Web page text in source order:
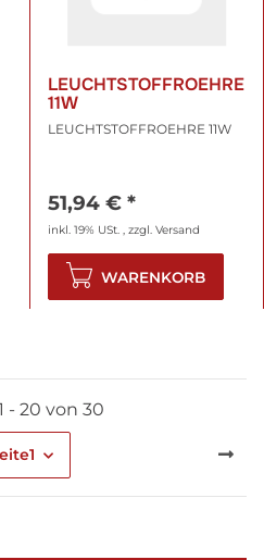
LEUCHTSTOFFROEHRE
11W
LEUCHTSTOFFROEHRE 11W
51,94 € *
inkl. 19% USt. , zzgl. Versand
WARENKORB
- 20 von 30
1